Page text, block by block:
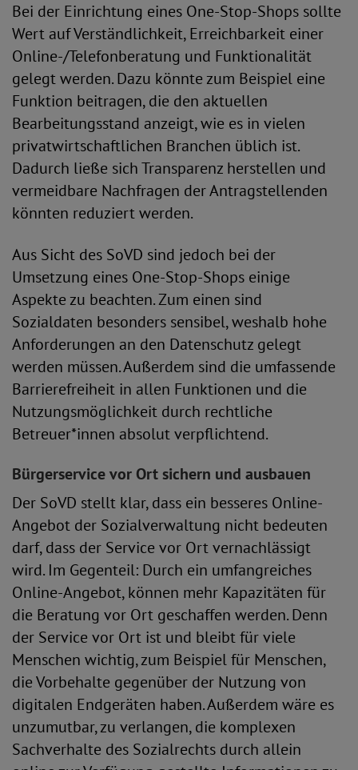
Bei der Einrichtung eines One-Stop-Shops sollte
Wert auf Verständlichkeit, Erreichbarkeit einer
Online-/Telefonberatung und Funktionalität
gelegt werden. Dazu könnte zum Beispiel eine
Funktion beitragen, die den aktuellen
Bearbeitungsstand anzeigt, wie es in vielen
privatwirtschaftlichen Branchen üblich ist.
Dadurch ließe sich Transparenz herstellen und
vermeidbare Nachfragen der Antragstellenden
könnten reduziert werden.
Aus Sicht des SoVD sind jedoch bei der
Umsetzung eines One-Stop-Shops einige
Aspekte zu beachten. Zum einen sind
Sozialdaten besonders sensibel, weshalb hohe
Anforderungen an den Datenschutz gelegt
werden müssen. Außerdem sind die umfassende
Barrierefreiheit in allen Funktionen und die
Nutzungsmöglichkeit durch rechtliche
Betreuer*innen absolut verpflichtend.
Bürgerservice vor Ort sichern und ausbauen
Der SoVD stellt klar, dass ein besseres Online-
Angebot der Sozialverwaltung nicht bedeuten
darf, dass der Service vor Ort vernachlässigt
wird. Im Gegenteil: Durch ein umfangreiches
Online-Angebot, können mehr Kapazitäten für
die Beratung vor Ort geschaffen werden. Denn
der Service vor Ort ist und bleibt für viele
Menschen wichtig, zum Beispiel für Menschen,
die Vorbehalte gegenüber der Nutzung von
digitalen Endgeräten haben. Außerdem wäre es
unzumutbar, zu verlangen, die komplexen
Sachverhalte des Sozialrechts durch allein